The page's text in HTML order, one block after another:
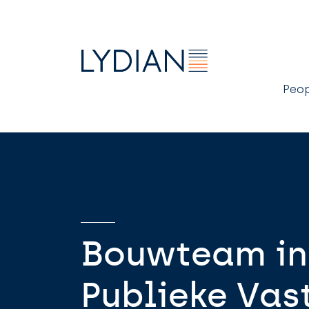
Bouwteam
Publieke